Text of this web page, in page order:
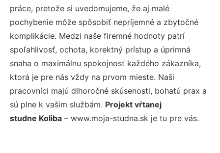
práce, pretože si uvedomujeme, že aj malé
pochybenie môže spôsobiť nepríjemné a zbytočné
komplikácie. Medzi naše firemné hodnoty patrí
spoľahlivosť, ochota, korektný prístup a úprimná
snaha o maximálnu spokojnosť každého zákazníka,
ktorá je pre nás vždy na prvom mieste. Naši
pracovníci majú dlhoročné skúsenosti, bohatú prax a
sú plne k vašim službám. Projekt vŕtanej
studne Koliba – www.moja-studna.sk je tu pre vás.